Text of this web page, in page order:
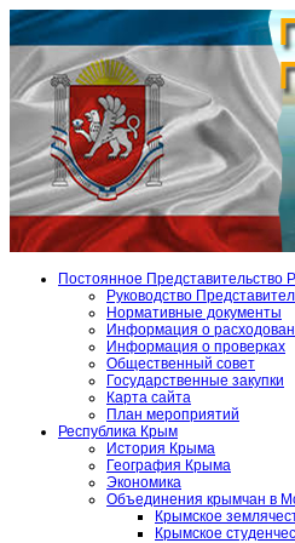
Постоянное Представительство
Руководство
Нормативные документы
Информация о
Информация о проверках
Общественный совет
Государственные закупки
Карта сайта
План мероприятий
Республика Крым
История Крыма
География Крыма
Экономика
Объединения крымчан в
Крымское
Крымское